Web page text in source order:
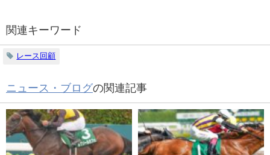
関連キーワード
レース回顧
ニュース・ブログの関連記事